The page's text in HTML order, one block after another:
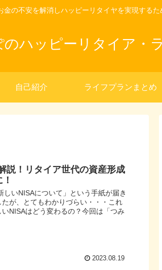
の不安を解消しハッピーリタイヤを実現する
ハッピーリタイア・
自己紹介 ライフプランまとめ
説！リタイア世代の資産形成
いNISAについて」という手紙が届き
が、とてもわかりづらい・・・これ
NISAはどう変わるの？今回は「つみ
2023.08.19